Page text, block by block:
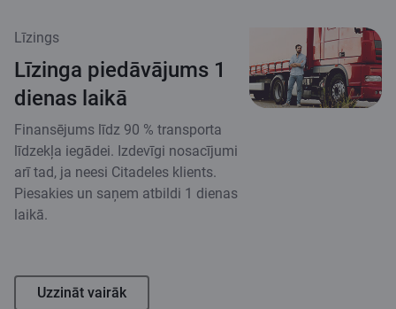
Līzings
Līzinga piedāvājums 1
dienas laikā
Finansējums līdz 90 % transporta
līdzekļa iegādei. Izdevīgi nosacījumi
arī tad, ja neesi Citadeles klients.
Piesakies un saņem atbildi 1 dienas
laikā.
Uzzināt vairāk